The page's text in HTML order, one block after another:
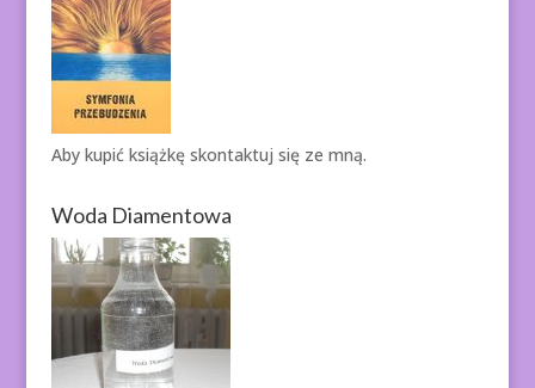
Aby kupić książkę skontaktuj się ze mną.
Woda Diamentowa